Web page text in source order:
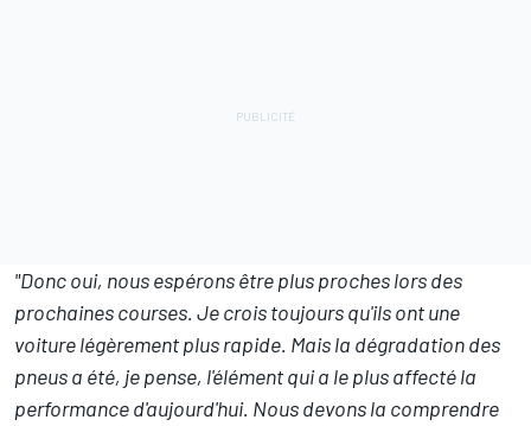
"Donc oui, nous espérons être plus proches lors des
prochaines courses. Je crois toujours qu'ils ont une
voiture légèrement plus rapide. Mais la dégradation des
pneus a été, je pense, l'élément qui a le plus affecté la
performance d'aujourd'hui. Nous devons la comprendre